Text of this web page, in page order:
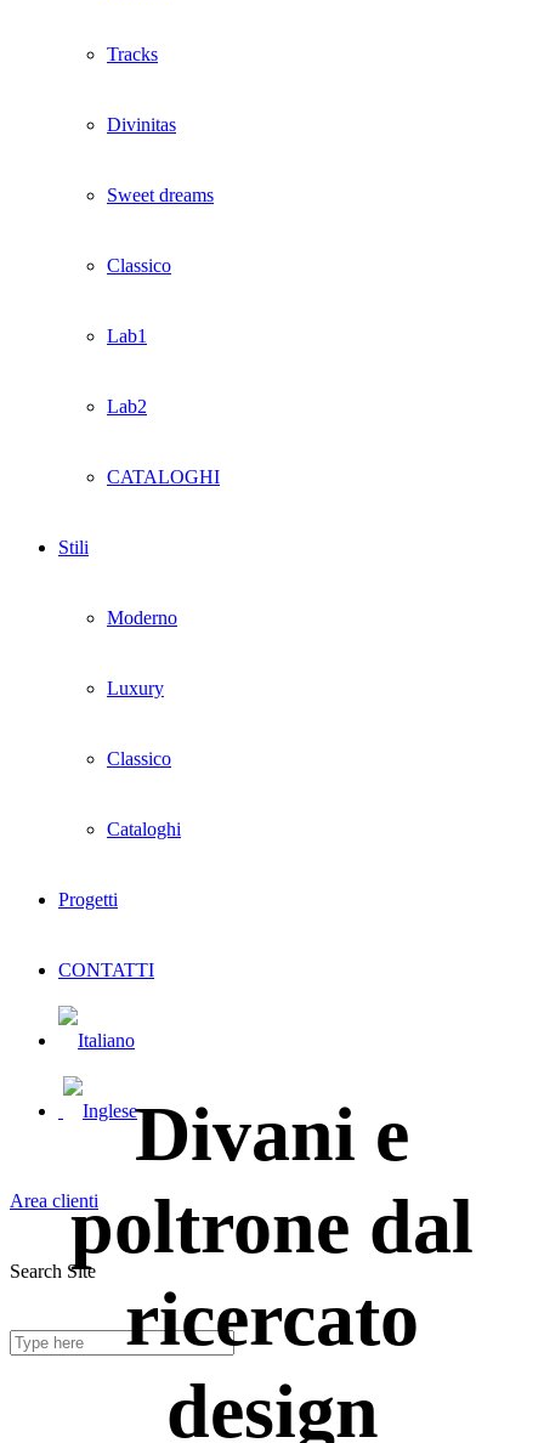
Tracks
Divinitas
Sweet dreams
Classico
Lab1
Lab2
CATALOGHI
Stili
Moderno
Luxury
Classico
Cataloghi
Progetti
CONTATTI
Area clienti
Search Site
Divani e
poltrone dal
ricercato
design